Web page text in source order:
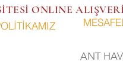
ONLINE
ANT